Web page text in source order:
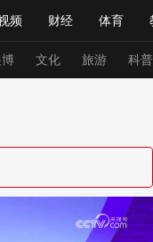
频 财经 体育
央视快评 习式妙语
微视频 主持人
文化 旅游 科普
科技
习式妙语